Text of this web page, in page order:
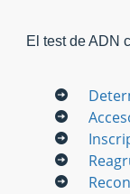
El test de ADN